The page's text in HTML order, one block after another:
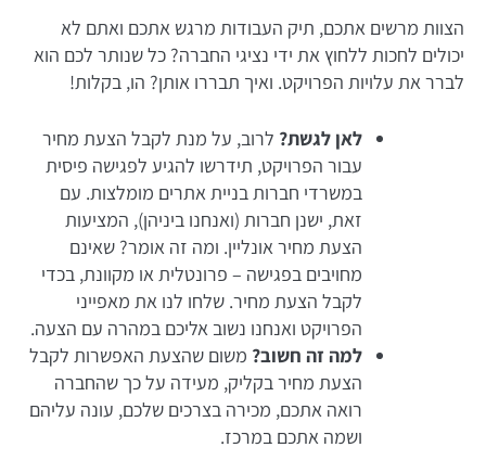
הצוות מרשים אתכם, תיק העבודות מרגש אתכם ואתם לא
יכולים לחכות ללחוץ את ידי נציגי החברה? כל שנותר לכם הוא
לברר את עלויות הפרויקט. ואיך תבררו אותן? הו, בקלות!
לאן לגשת? לרוב, על מנת לקבל הצעת מחיר
עבור הפרויקט, תידרשו להגיע לפגישה פיסית
במשרדי חברות בניית אתרים מומלצות. עם
זאת, ישנן חברות (ואנחנו ביניהן), המציעות
הצעת מחיר אונליין. ומה זה אומר? שאינם
מחויבים בפגישה – פרונטלית או מקוונת, בכדי
לקבל הצעת מחיר. שלחו לנו את מאפייני
הפרויקט ואנחנו נשוב אליכם במהרה עם הצעה.
למה זה חשוב? משום שהצעת האפשרות לקבל
הצעת מחיר בקליק, מעידה על כך שהחברה
רואה אתכם, מכירה בצרכים שלכם, עונה עליהם
ושמה אתכם במרכז.